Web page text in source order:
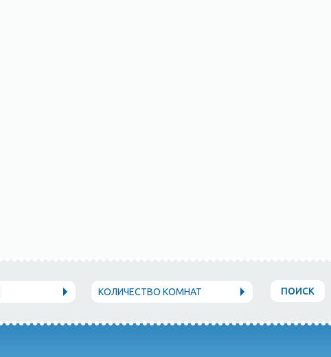
КОЛИЧЕСТВО КОМНАТ ПОИСК